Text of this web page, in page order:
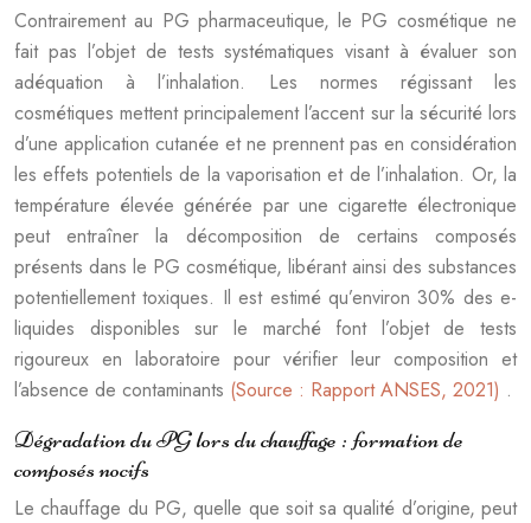
Contrairement au PG pharmaceutique, le PG cosmétique ne
fait pas l’objet de tests systématiques visant à évaluer son
adéquation à l’inhalation. Les normes régissant les
cosmétiques mettent principalement l’accent sur la sécurité lors
d’une application cutanée et ne prennent pas en considération
les effets potentiels de la vaporisation et de l’inhalation. Or, la
température élevée générée par une cigarette électronique
peut entraîner la décomposition de certains composés
présents dans le PG cosmétique, libérant ainsi des substances
potentiellement toxiques. Il est estimé qu’environ 30% des e-
liquides disponibles sur le marché font l’objet de tests
rigoureux en laboratoire pour vérifier leur composition et
l’absence de contaminants (Source : Rapport ANSES, 2021) .
Dégradation du PG lors du chauffage : formation de
composés nocifs
Le chauffage du PG, quelle que soit sa qualité d’origine, peut